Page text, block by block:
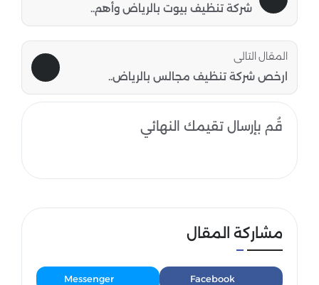
شركة تنظيف بيوت بالرياض وأهم..
المقال التالى
ارخص شركة تنظيف مجالس بالرياض..
قُم بإرسال تقيمك النهائي
مشاركة المقال
Facebook
Messenger